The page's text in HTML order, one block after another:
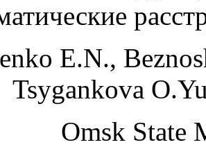
E.N.,
Tsygankova
Omsk State